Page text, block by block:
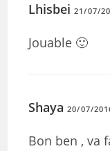
Lhisbei 21/07/
Jouable 🙂
Shaya 20/07/
Bon ben , va